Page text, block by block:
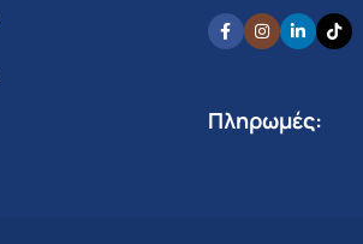
Πληρωμές: